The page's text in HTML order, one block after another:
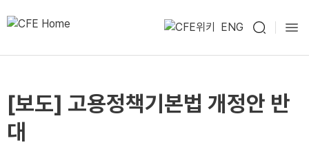
ENG
[보도] 고용정책기본법 개정안 반
대